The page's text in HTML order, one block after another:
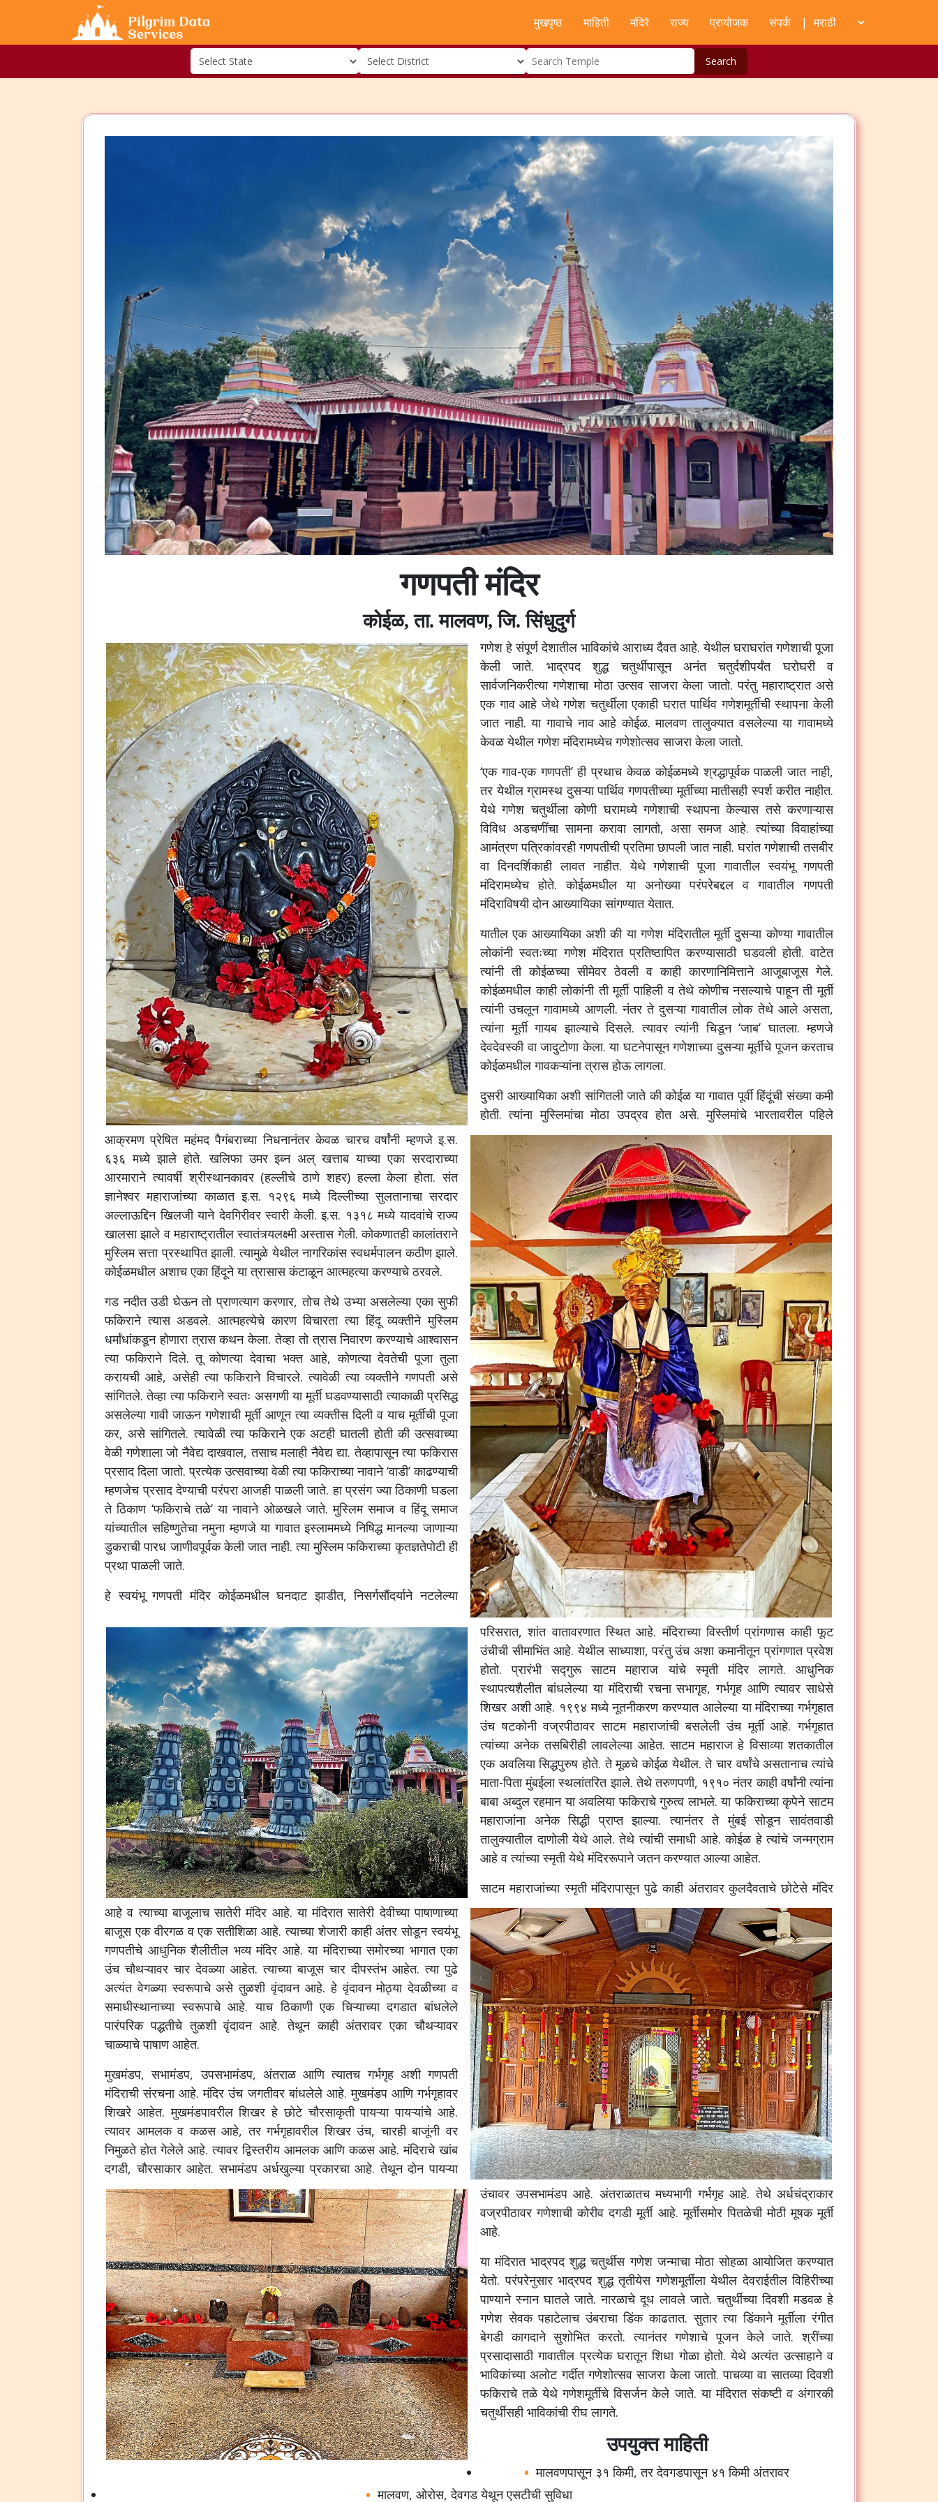
मुखपृष्ठ माहिती मंदिरे राज्य प्रायोजक संपर्क |
Search
गणपती मंदिर
कोईळ, ता. मालवण, जि. सिंधुदुर्ग
गणेश हे संपूर्ण देशातील भाविकांचे आराध्य दैवत आहे. येथील घराघरांत गणेशाची पूजा
केली जाते. भाद्रपद शुद्ध चतुर्थीपासून अनंत चतुर्दशीपर्यंत घरोघरी व
सार्वजनिकरीत्या गणेशाचा मोठा उत्सव साजरा केला जातो. परंतु महाराष्ट्रात असे
एक गाव आहे जेथे गणेश चतुर्थीला एकाही घरात पार्थिव गणेशमूर्तीची स्थापना केली
जात नाही. या गावाचे नाव आहे कोईळ. मालवण तालुक्यात वसलेल्या या गावामध्ये
केवळ येथील गणेश मंदिरामध्येच गणेशोत्सव साजरा केला जातो.
‘एक गाव-एक गणपती’ ही प्रथाच केवळ कोईळमध्ये श्रद्धापूर्वक पाळली जात नाही,
तर येथील ग्रामस्थ दुसऱ्या पार्थिव गणपतीच्या मूर्तीच्या मातीसही स्पर्श करीत नाहीत.
येथे गणेश चतुर्थीला कोणी घरामध्ये गणेशाची स्थापना केल्यास तसे करणाऱ्यास
विविध अडचणींचा सामना करावा लागतो, असा समज आहे. त्यांच्या विवाहांच्या
आमंत्रण पत्रिकांवरही गणपतीची प्रतिमा छापली जात नाही. घरांत गणेशाची तसबीर
वा दिनदर्शिकाही लावत नाहीत. येथे गणेशाची पूजा गावातील स्वयंभू गणपती
मंदिरामध्येच होते.कोईळमधील या अनोख्या परंपरेबद्दल व गावातील गणपती
मंदिराविषयी दोन आख्यायिका सांगण्यात येतात.
यातील एक आख्यायिका अशी की या गणेश मंदिरातील मूर्ती दुसऱ्या कोण्या गावातील
लोकांनी स्वतःच्या गणेश मंदिरात प्रतिष्ठापित करण्यासाठी घडवली होती. वाटेत
त्यांनी ती कोईळच्या सीमेवर ठेवली व काही कारणानिमित्ताने आजूबाजूस गेले.
कोईळमधील काही लोकांनी ती मूर्ती पाहिली व तेथे कोणीच नसल्याचे पाहून ती मूर्ती
त्यांनी उचलून गावामध्ये आणली. नंतर ते दुसऱ्या गावातील लोक तेथे आले असता,
त्यांना मूर्ती गायब झाल्याचे दिसले. त्यावर त्यांनी चिडून ‘जाब’ घातला. म्हणजे
देवदेवस्की वा जादुटोणा केला. या घटनेपासून गणेशाच्या दुसऱ्या मूर्तीचे पूजन करताच
कोईळमधील गावकऱ्यांना त्रास होऊ लागला.
दुसरी आख्यायिका अशी सांगितली जाते की कोईळ या गावात पूर्वी हिंदूंची संख्या कमी
होती. त्यांना मुस्लिमांचा मोठा उपद्रव होत असे. मुस्लिमांचे भारतावरील पहिले
आक्रमण प्रेषित महंमद पैगंबराच्या निधनानंतर केवळ चारच वर्षांनी म्हणजे इ.स.
६३६ मध्ये झाले होते. खलिफा उमर इब्न अल् खत्ताब याच्या एका सरदाराच्या
आरमाराने त्यावर्षी श्रीस्थानकावर (हल्लीचे ठाणे शहर) हल्ला केला होता. संत
ज्ञानेश्वर महाराजांच्या काळात इ.स. १२९६ मध्ये दिल्लीच्या सुलतानाचा सरदार
अल्लाऊद्दिन खिलजी याने देवगिरीवर स्वारी केली. इ.स. १३१८ मध्ये यादवांचे राज्य
खालसा झाले व महाराष्ट्रातील स्वातंत्र्यलक्ष्मी अस्तास गेली. कोकणातही कालांतराने
मुस्लिम सत्ता प्रस्थापित झाली. त्यामुळे येथील नागरिकांस स्वधर्मपालन कठीण झाले.
कोईळमधील अशाच एका हिंदूने या त्रासास कंटाळून आत्महत्या करण्याचे ठरवले.
गड नदीत उडी घेऊन तो प्राणत्याग करणार, तोच तेथे उभ्या असलेल्या एका सुफी
फकिराने त्यास अडवले. आत्महत्येचे कारण विचारता त्या हिंदू व्यक्तीने मुस्लिम
धर्मांधांकडून होणारा त्रास कथन केला. तेव्हा तो त्रास निवारण करण्याचे आश्वासन
त्या फकिराने दिले. तू कोणत्या देवाचा भक्त आहे, कोणत्या देवतेची पूजा तुला
करायची आहे, असेही त्या फकिराने विचारले. त्यावेळी त्या व्यक्तीने गणपती असे
सांगितले. तेव्हा त्या फकिराने स्वतः असगणी या मूर्ती घडवण्यासाठी त्याकाळी प्रसिद्ध
असलेल्या गावी जाऊन गणेशाची मूर्ती आणून त्या व्यक्तीस दिली व याच मूर्तीची पूजा
कर, असे सांगितले. त्यावेळी त्या फकिराने एक अटही घातली होती की उत्सवाच्या
वेळी गणेशाला जो नैवेद्य दाखवाल, तसाच मलाही नैवेद्य द्या. तेव्हापासून त्या फकिरास
प्रसाद दिला जातो. प्रत्येक उत्सवाच्या वेळी त्या फकिराच्या नावाने ‘वाडी’ काढण्याची
म्हणजेच प्रसाद देण्याची परंपरा आजही पाळली जाते. हा प्रसंग ज्या ठिकाणी घडला
ते ठिकाण ‘फकिराचे तळे’ या नावाने ओळखले जाते. मुस्लिम समाज व हिंदू समाज
यांच्यातील सहिष्णुतेचा नमुना म्हणजे या गावात इस्लाममध्ये निषिद्ध मानल्या जाणाऱ्या
डुकराची पारध जाणीवपूर्वक केली जात नाही. त्या मुस्लिम फकिराच्या कृतज्ञतेपोटी ही
प्रथा पाळली जाते.
हे स्वयंभू गणपती मंदिर कोईळमधील घनदाट झाडीत, निसर्गसौंदर्याने नटलेल्या
परिसरात, शांत वातावरणात स्थित आहे. मंदिराच्या विस्तीर्ण प्रांगणास काही फूट
उंचीची सीमाभिंत आहे. येथील साध्याशा, परंतु उंच अशा कमानीतून प्रांगणात प्रवेश
होतो. प्रारंभी सद्गुरू साटम महाराज यांचे स्मृती मंदिर लागते. आधुनिक
स्थापत्यशैलीत बांधलेल्या या मंदिराची रचना सभागृह, गर्भगृह आणि त्यावर साधेसे
शिखर अशी आहे. १९९४ मध्ये नूतनीकरण करण्यात आलेल्या या मंदिराच्या गर्भगृहात
उंच षटकोनी वज्रपीठावर साटम महाराजांची बसलेली उंच मूर्ती आहे. गर्भगृहात
त्यांच्या अनेक तसबिरीही लावलेल्या आहेत. साटम महाराज हे विसाव्या शतकातील
एक अवलिया सिद्धपुरुष होते. ते मूळचे कोईळ येथील. ते चार वर्षांचे असतानाच त्यांचे
माता-पिता मुंबईला स्थलांतरित झाले. तेथे तरुणपणी, १९१० नंतर काही वर्षांनी त्यांना
बाबा अब्दुल रहमान या अवलिया फकिराचे गुरुत्व लाभले. या फकिराच्या कृपेने साटम
महाराजांना अनेक सिद्धी प्राप्त झाल्या. त्यानंतर ते मुंबई सोडून सावंतवाडी
तालुक्यातील दाणोली येथे आले. तेथे त्यांची समाधी आहे. कोईळ हे त्यांचे जन्मग्राम
आहे व त्यांच्या स्मृती येथे मंदिररूपाने जतन करण्यात आल्या आहेत.
साटम महाराजांच्या स्मृती मंदिरापासून पुढे काही अंतरावर कुलदैवताचे छोटेसे मंदिर
आहे व त्याच्या बाजूलाच सातेरी मंदिर आहे. या मंदिरात सातेरी देवीच्या पाषाणाच्या
बाजूस एक वीरगळ व एक सतीशिळा आहे. त्याच्या शेजारी काही अंतर सोडून स्वयंभू
गणपतीचे आधुनिक शैलीतील भव्य मंदिर आहे. या मंदिराच्या समोरच्या भागात एका
उंच चौथऱ्यावर चार देवळ्या आहेत. त्याच्या बाजूस चार दीपस्तंभ आहेत. त्या पुढे
अत्यंत वेगळ्या स्वरूपाचे असे तुळशी वृंदावन आहे. हे वृंदावन मोठ्या देवळीच्या व
समाधीस्थानाच्या स्वरूपाचे आहे. याच ठिकाणी एक चिऱ्याच्या दगडात बांधलेले
पारंपरिक पद्धतीचे तुळशी वृंदावन आहे. तेथून काही अंतरावर एका चौथऱ्यावर
चाळ्याचे पाषाण आहेत.
मुखमंडप, सभामंडप, उपसभामंडप, अंतराळ आणि त्यातच गर्भगृह अशी गणपती
मंदिराची संरचना आहे. मंदिर उंच जगतीवर बांधलेले आहे. मुखमंडप आणि गर्भगृहावर
शिखरे आहेत. मुखमंडपावरील शिखर हे छोटे चौरसाकृती पायऱ्या पायऱ्यांचे आहे.
त्यावर आमलक व कळस आहे, तर गर्भगृहावरील शिखर उंच, चारही बाजूंनी वर
निमुळते होत गेलेले आहे. त्यावर द्विस्तरीय आमलक आणि कळस आहे. मंदिराचे खांब
दगडी, चौरसाकार आहेत. सभामंडप अर्धखुल्या प्रकारचा आहे. तेथून दोन पायऱ्या
उंचावर उपसभामंडप आहे. अंतराळातच मध्यभागी गर्भगृह आहे. तेथे अर्धचंद्राकार
वज्रपीठावर गणेशाची कोरीव दगडी मूर्ती आहे. मूर्तीसमोर पितळेची मोठी मूषक मूर्ती
आहे.
या मंदिरात भाद्रपद शुद्ध चतुर्थीस गणेश जन्माचा मोठा सोहळा आयोजित करण्यात
येतो. परंपरेनुसार भाद्रपद शुद्ध तृतीयेस गणेशमूर्तीला येथील देवराईतील विहिरीच्या
पाण्याने स्नान घातले जाते. नारळाचे दूध लावले जाते. चतुर्थीच्या दिवशी मडवळ हे
गणेश सेवक पहाटेलाच उंबराचा डिंक काढतात. सुतार त्या डिंकाने मूर्तीला रंगीत
बेगडी कागदाने सुशोभित करतो. त्यानंतर गणेशाचे पूजन केले जाते. श्रींच्या
प्रसादासाठी गावातील प्रत्येक घरातून शिधा गोळा होतो. येथे अत्यंत उत्साहाने व
भाविकांच्या अलोट गर्दीत गणेशोत्सव साजरा केला जातो. पाचव्या वा सातव्या दिवशी
फकिराचे तळे येथे गणेशमूर्तीचे विसर्जन केले जाते. या मंदिरात संकष्टी व अंगारकी
चतुर्थीसही भाविकांची रीघ लागते.
उपयुक्त माहिती
मालवणपासून ३१ किमी, तर देवगडपासून ४१ किमी अंतरावर
मालवण, ओरोस, देवगड येथून एसटीची सुविधा